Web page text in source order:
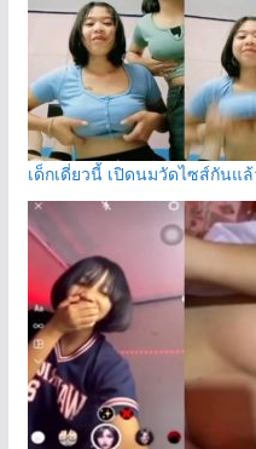
เด็กเดี่ยวนี้ เปิดนมวัดไซส์กันแล้